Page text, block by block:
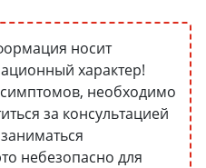
носит
характер!
необходимо
за консультацией
небезопасно для